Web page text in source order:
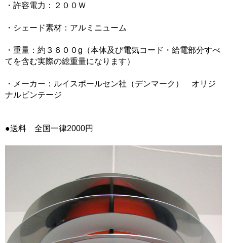
・許容電力：２００Ｗ
・シェード素材：アルミニューム
・重量：約３６００g（本体及び電気コード・給電部分すべ
てを含む実際の総重量になります）
・メーカー：ルイスポールセン社（デンマーク） オリジ
ナルビンテージ
●送料 全国一律2000円